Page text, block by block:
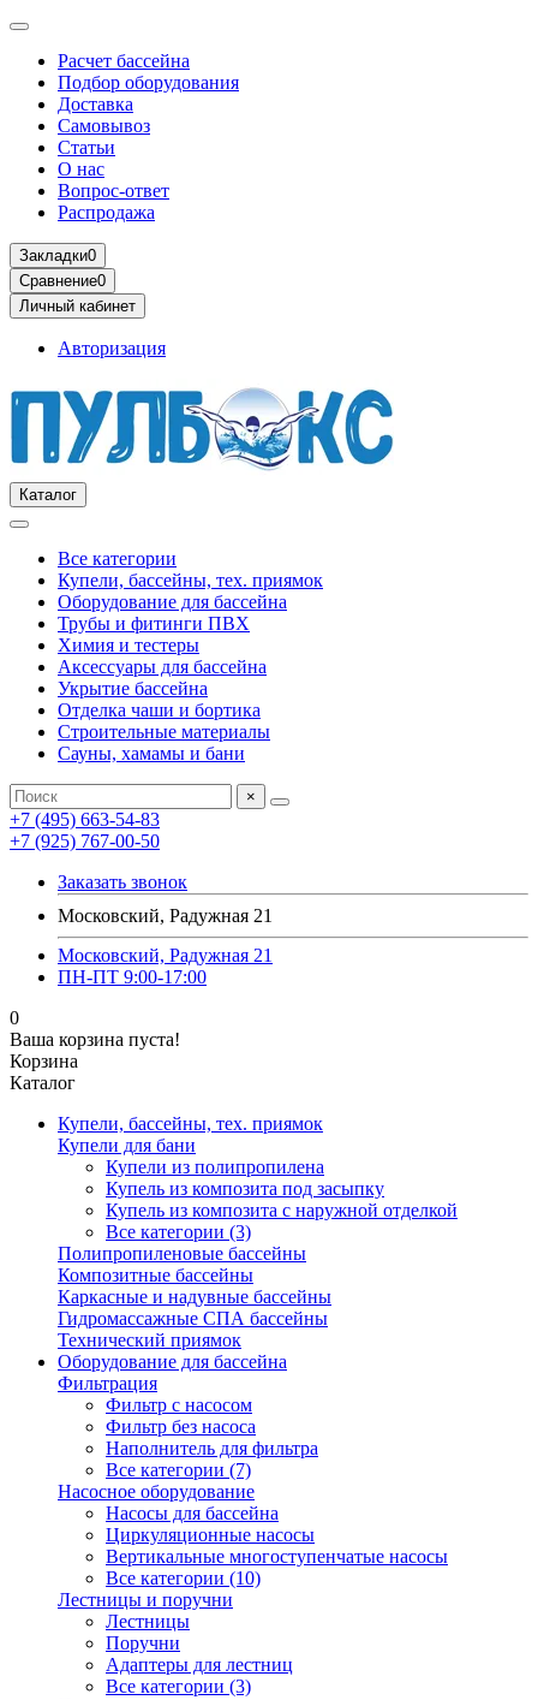
Расчет бассейна
Подбор оборудования
Доставка
Самовывоз
Статьи
О нас
Вопрос-ответ
Распродажа
Закладки0
Сравнение0
Личный кабинет
Авторизация
Каталог
Все категории
Купели, бассейны, тех. приямок
Оборудование для бассейна
Трубы и фитинги ПВХ
Химия и тестеры
Аксессуары для бассейна
Укрытие бассейна
Отделка чаши и бортика
Строительные материалы
Сауны, хамамы и бани
×
+7 (495) 663-54-83
+7 (925) 767-00-50
Заказать звонок
Московский, Радужная 21
Московский, Радужная 21
ПН-ПТ 9:00-17:00
0
Ваша корзина пуста!
Корзина
Каталог
Купели, бассейны, тех. приямок
Купели для бани
Купели из полипропилена
Купель из композита под засыпку
Купель из композита с наружной отделкой
Все категории (3)
Полипропиленовые бассейны
Композитные бассейны
Каркасные и надувные бассейны
Гидромассажные СПА бассейны
Технический приямок
Оборудование для бассейна
Фильтрация
Фильтр с насосом
Фильтр без насоса
Наполнитель для фильтра
Все категории (7)
Насосное оборудование
Насосы для бассейна
Циркуляционные насосы
Вертикальные многоступенчатые насосы
Все категории (10)
Лестницы и поручни
Лестницы
Поручни
Адаптеры для лестниц
Все категории (3)